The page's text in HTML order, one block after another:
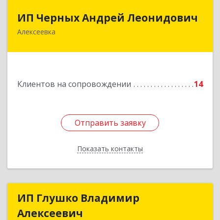
ИП Черных Андрей Леонидович
Алексеевка
Клиентов на сопровождении 14
Отправить заявку
Показать контакты
ИП Черных Андрей Леонидович
309850, Белгородская обл, Алексеевский р-н,
Отправить заявку
Назад
ИП Глушко Владимир
Алексеевич
ИП Глушко Владимир